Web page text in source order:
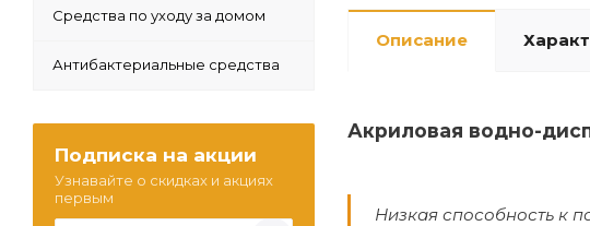
Описание
Акриловая водно-
Низкая способность к
Средства по уходу за домом
Антибактериальные средства
Подписка на акции
Узнавайте о скидках и акциях
первым